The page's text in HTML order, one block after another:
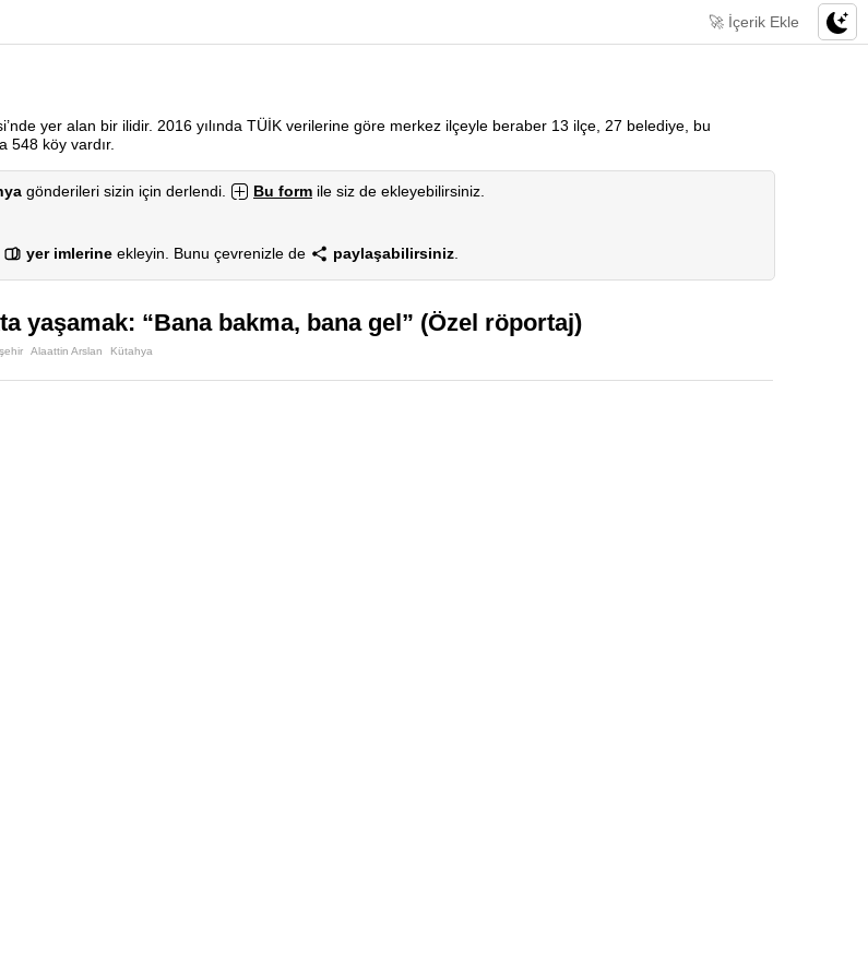
🚀 İçerik Ekle
yer alan bir ilidir. 2016 yılında TÜİK verilerine göre merkez ilçeyle beraber 13 ilçe, 27 belediye, bu
548 köy vardır.
gönderileri sizin için derlendi. Bu form ile siz de ekleyebilirsiniz.
yer imlerine ekleyin. Bunu çevrenizle de paylaşabilirsiniz
yaşamak: “Bana bakma, bana gel” (Özel röportaj)
Alaattin Arslan Kütahya